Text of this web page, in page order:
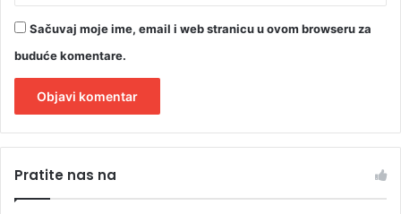
Sačuvaj moje ime, email i web stranicu u ovom browseru za
buduće komentare.
tPratite nas na